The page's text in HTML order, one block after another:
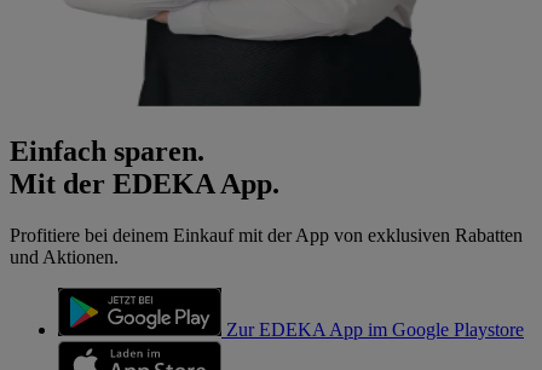
Einfach sparen.
Mit der EDEKA App.
Profitiere bei deinem Einkauf mit der App von exklusiven Rabatten
und Aktionen.
Zur EDEKA App im Google Playstore